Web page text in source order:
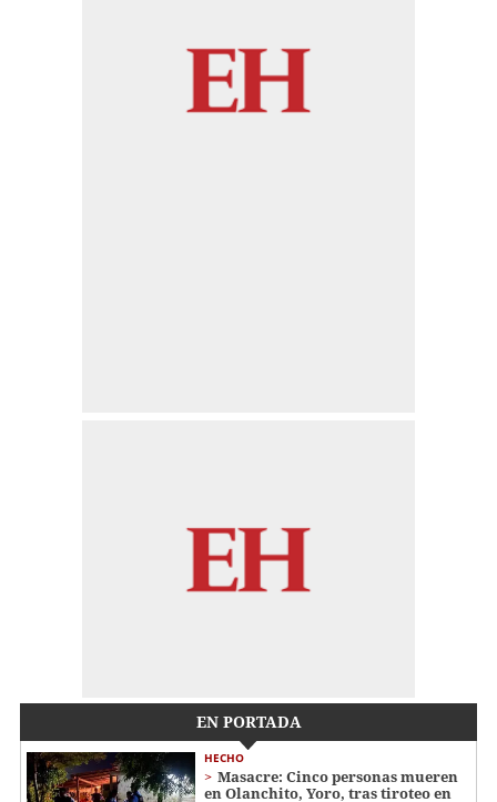
EN PORTADA
HECHO
Masacre: Cinco personas mueren
en Olanchito, Yoro, tras tiroteo en